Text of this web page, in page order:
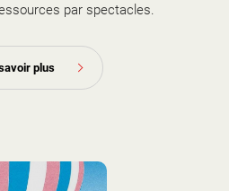
par spectacles.
plus